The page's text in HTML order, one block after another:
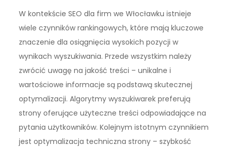
W kontekście SEO dla firm we Włocławku istnieje
wiele czynników rankingowych, które mają kluczowe
znaczenie dla osiągnięcia wysokich pozycji w
wynikach wyszukiwania. Przede wszystkim należy
zwrócić uwagę na jakość treści – unikalne i
wartościowe informacje są podstawą skutecznej
optymalizacji. Algorytmy wyszukiwarek preferują
strony oferujące użyteczne treści odpowiadające na
pytania użytkowników. Kolejnym istotnym czynnikiem
jest optymalizacja techniczna strony – szybkość